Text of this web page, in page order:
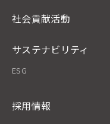
社会貢献活動
サステナビリティ
ESG
採用情報